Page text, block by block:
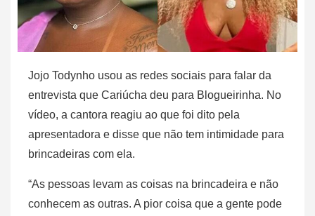
Jojo Todynho usou as redes sociais para falar da
entrevista que Cariúcha deu para Blogueirinha. No
vídeo, a cantora reagiu ao que foi dito pela
apresentadora e disse que não tem intimidade para
brincadeiras com ela.
“As pessoas levam as coisas na brincadeira e não
conhecem as outras. A pior coisa que a gente pode